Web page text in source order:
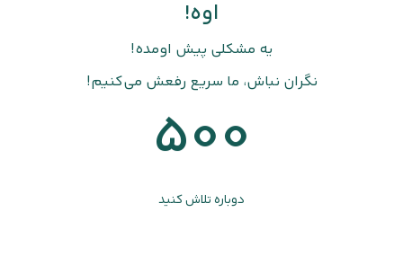
اوه!
یه مشکلی پیش اومده!
نگران نباش، ما سریع رفعش می‌کنیم!
500
دوباره تلاش کنید